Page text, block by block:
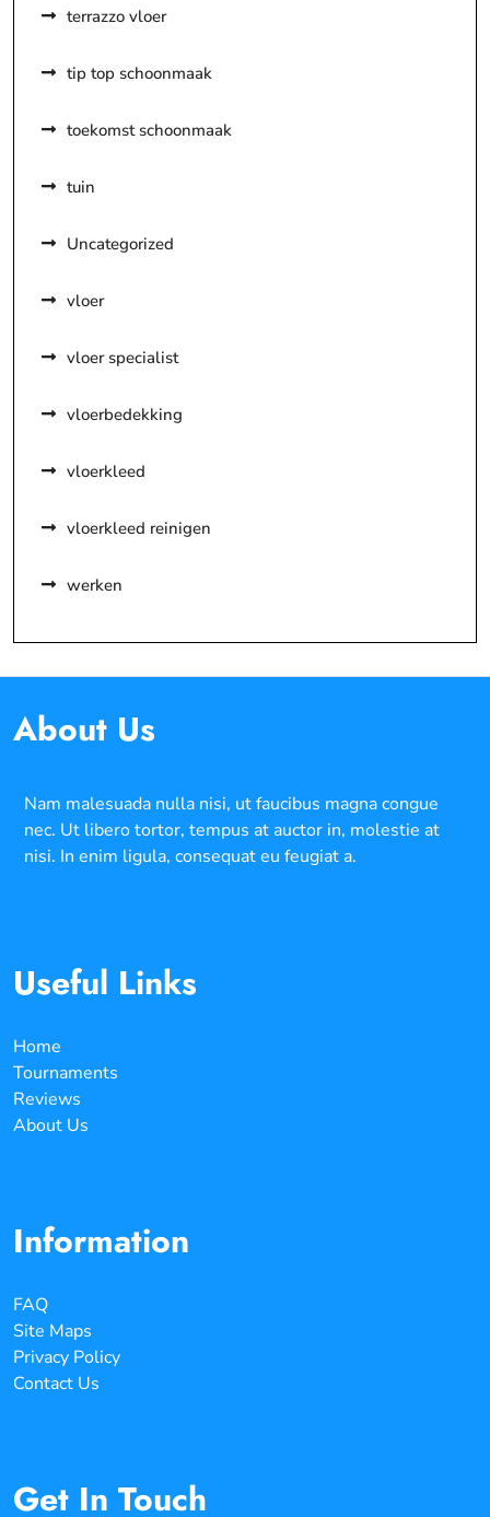
terrazzo vloer
tip top schoonmaak
toekomst schoonmaak
tuin
Uncategorized
vloer
vloer specialist
vloerbedekking
vloerkleed
vloerkleed reinigen
werken
About Us
Nam malesuada nulla nisi, ut faucibus magna congue
nec. Ut libero tortor, tempus at auctor in, molestie at
nisi. In enim ligula, consequat eu feugiat a.
Useful Links
Home
Tournaments
Reviews
About Us
Information
FAQ
Site Maps
Privacy Policy
Contact Us
Get In Touch